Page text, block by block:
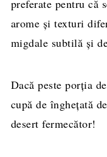
preferate pentru că
arome și texturi
migdale subtilă și
Dacă peste porția
cupă de înghețată
desert fermecător!